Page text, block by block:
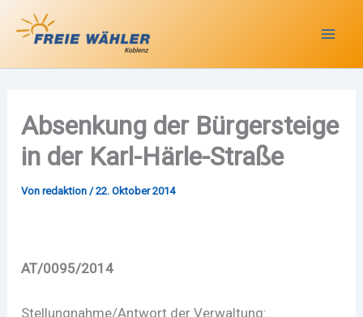
Inhalt
Absenkung der Bürgersteige
in der Karl-Härle-Straße
Vonredaktion/22. Oktober 2014
AT/0095/2014
Stellungnahme/Antwort der Verwaltung: